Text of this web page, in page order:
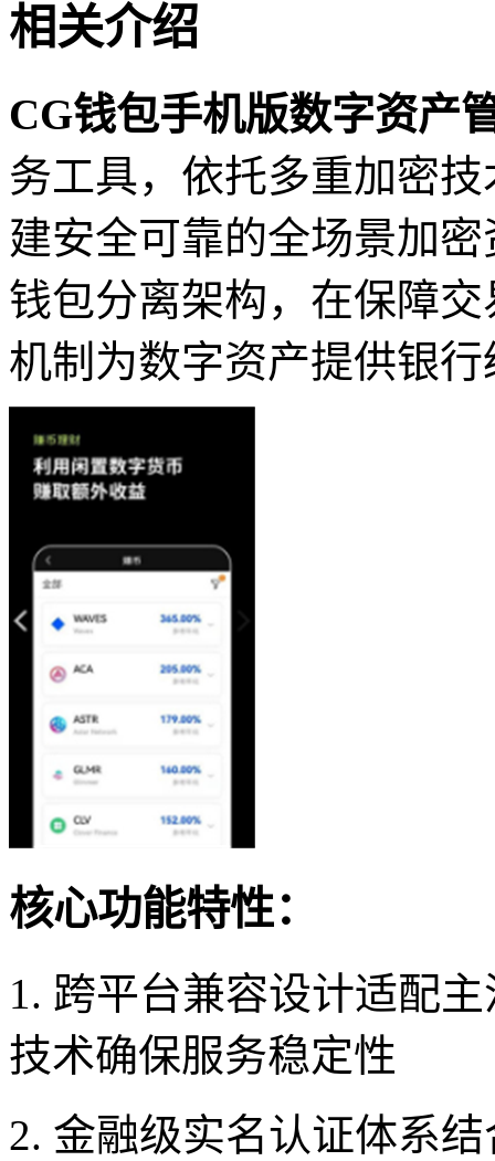
相关介绍
CG钱包手机版数字资产
务工具，依托多重加密
建安全可靠的全场景加
钱包分离架构，在保障
机制为数字资产提供银
核心功能特性：
1. 跨平台兼容设计适配
技术确保服务稳定性
2. 金融级实名认证体系